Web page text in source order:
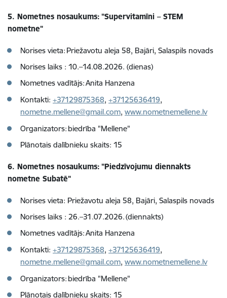
5. Nometnes nosaukums: "Supervitamīni – STEM
nometne"
Norises vieta: Priežavotu aleja 58, Bajāri, Salaspils novads
Norises laiks : 10.–14.08.2026. (dienas)
Nometnes vadītājs: Anita Hanzena
Kontakti: +37129875368, +37125636419,
nometne.mellene@gmail.com, www.nometnemellene.lv
Organizators: biedrība "Mellene"
Plānotais dalībnieku skaits: 15
6. Nometnes nosaukums: "Piedzīvojumu diennakts
nometne Subatē"
Norises vieta: Priežavotu aleja 58, Bajāri, Salaspils novads
Norises laiks : 26.–31.07.2026. (diennakts)
Nometnes vadītājs: Anita Hanzena
Kontakti: +37129875368, +37125636419,
nometne.mellene@gmail.com, www.nometnemellene.lv
Organizators: biedrība "Mellene"
Plānotais dalībnieku skaits: 15